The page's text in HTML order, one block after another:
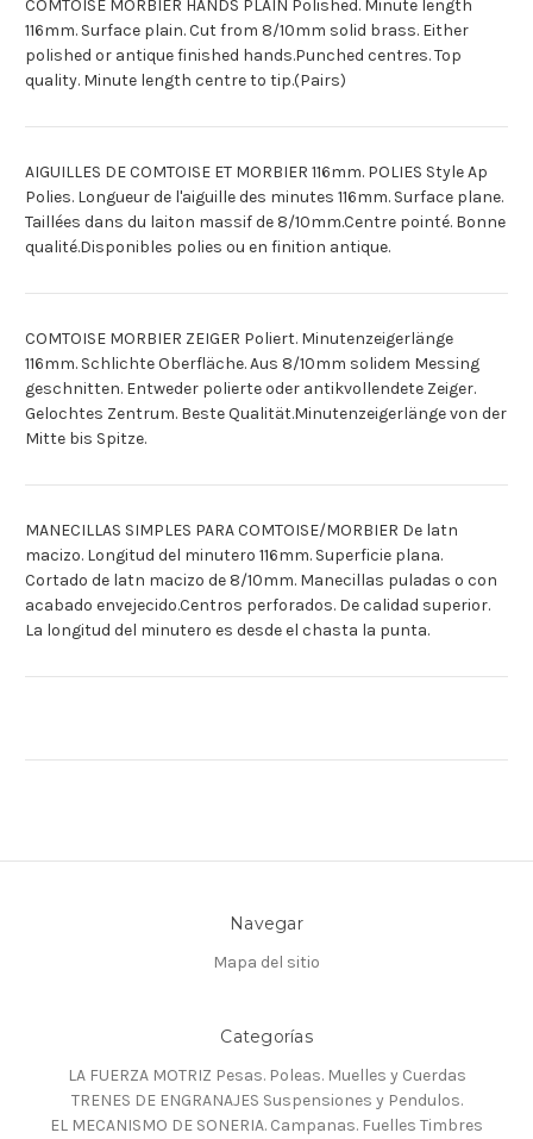
COMTOISE MORBIER HANDS PLAIN Polished. Minute length
116mm. Surface plain. Cut from 8/10mm solid brass. Either
polished or antique finished hands.Punched centres. Top
quality. Minute length centre to tip.(Pairs)
AIGUILLES DE COMTOISE ET MORBIER 116mm. POLIES Style Ap
Polies. Longueur de l'aiguille des minutes 116mm. Surface plane.
Taillées dans du laiton massif de 8/10mm.Centre pointé. Bonne
qualité.Disponibles polies ou en finition antique.
COMTOISE MORBIER ZEIGER Poliert. Minutenzeigerlänge
116mm. Schlichte Oberfläche. Aus 8/10mm solidem Messing
geschnitten. Entweder polierte oder antikvollendete Zeiger.
Gelochtes Zentrum. Beste Qualität.Minutenzeigerlänge von der
Mitte bis Spitze.
MANECILLAS SIMPLES PARA COMTOISE/MORBIER De latn
macizo. Longitud del minutero 116mm. Superficie plana.
Cortado de latn macizo de 8/10mm. Manecillas puladas o con
acabado envejecido.Centros perforados. De calidad superior.
La longitud del minutero es desde el chasta la punta.
Navegar
Mapa del sitio
Categorías
LA FUERZA MOTRIZ Pesas. Poleas. Muelles y Cuerdas
TRENES DE ENGRANAJES Suspensiones y Pendulos.
EL MECANISMO DE SONERIA. Campanas. Fuelles Timbres